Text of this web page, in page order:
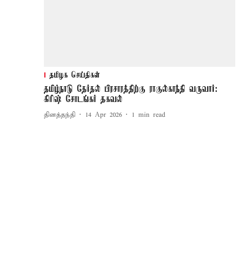
தமிழக செய்திகள்
தமிழ்நாடு தேர்தல் பிரசாரத்திற்கு ராகுல்காந்தி வருவார்:
கிரிஷ் சோடங்கர் தகவல்
தினத்தந்தி 14 Apr 2026 1 min read